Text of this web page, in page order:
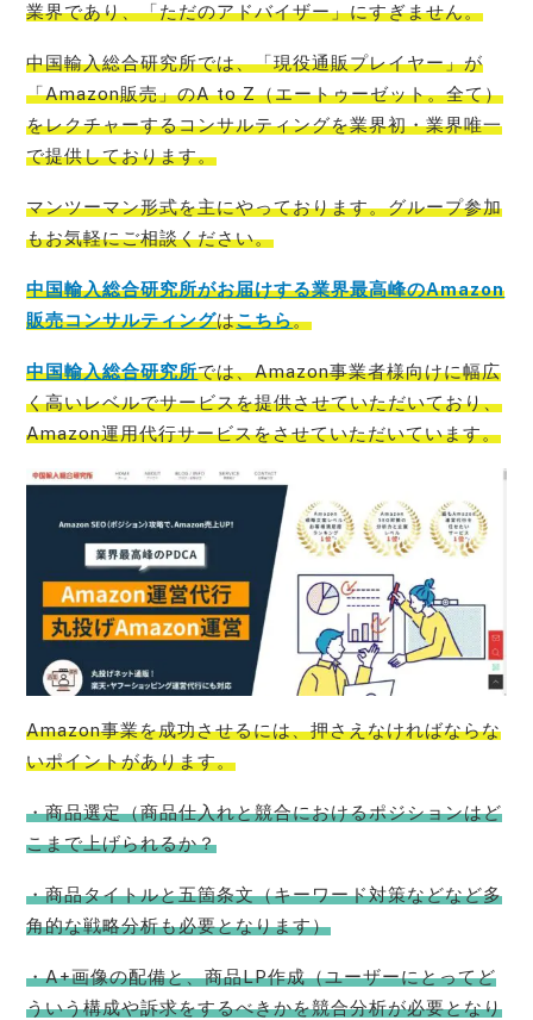
業界であり、「ただのアドバイザー」にすぎません。
中国輸入総合研究所では、「現役通販プレイヤー」が
「Amazon販売」のA to Z（エートゥーゼット。全て）
をレクチャーするコンサルティングを業界初・業界唯一
で提供しております。
マンツーマン形式を主にやっております。グループ参加
もお気軽にご相談ください。
中国輸入総合研究所がお届けする業界最高峰のAmazon
販売コンサルティングはこちら。
中国輸入総合研究所では、Amazon事業者様向けに幅広
く高いレベルでサービスを提供させていただいており、
Amazon運用代行サービスをさせていただいています。
Amazon事業を成功させるには、押さえなければならな
いポイントがあります。
・商品選定（商品仕入れと競合におけるポジションはど
こまで上げられるか？
・商品タイトルと五箇条文（キーワード対策などなど多
角的な戦略分析も必要となります）
・A+画像の配備と、商品LP作成（ユーザーにとってど
ういう構成や訴求をするべきかを競合分析が必要となり